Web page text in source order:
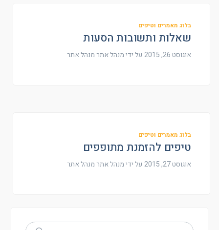
בלוג מאמרים וטיפים
שאלות ותשובות הסעות
אוגוסט 26, 2015 על ידי מנהל אתרמנהל אתר
בלוג מאמרים וטיפים
טיפים להזמנת מתופפים
אוגוסט 27, 2015 על ידי מנהל אתרמנהל אתר